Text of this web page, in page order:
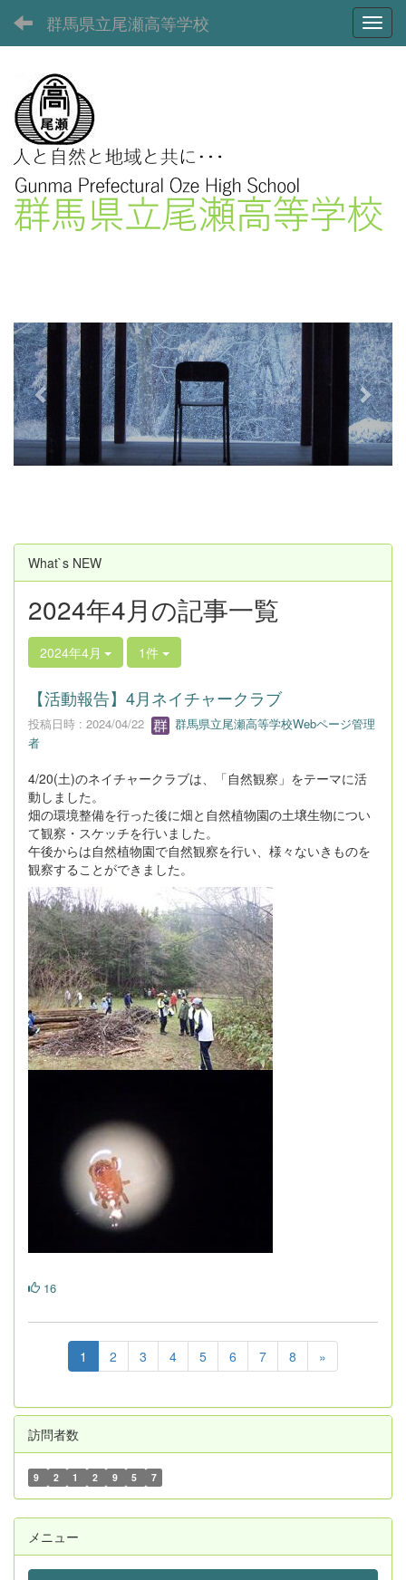
群馬県立尾瀬高等学校
e
v
i
o
u
s
x
t
What`s NEW
2024年4月の記事一覧
2024年4月 1件
【活動報告】4月ネイチャークラブ
投稿日時 : 2024/04/22
群馬県立尾瀬高等学校Webページ管理
者
4/20(土)のネイチャークラブは、「自然観察」をテーマに活
動しました。
畑の環境整備を行った後に畑と自然植物園の土壌生物につい
て観察・スケッチを行いました。
午後からは自然植物園で自然観察を行い、様々ないきものを
観察することができました。
16
1 2 3 4 5 6 7 8 »
訪問者数
9 2 1 2 9 5 7
メニュー